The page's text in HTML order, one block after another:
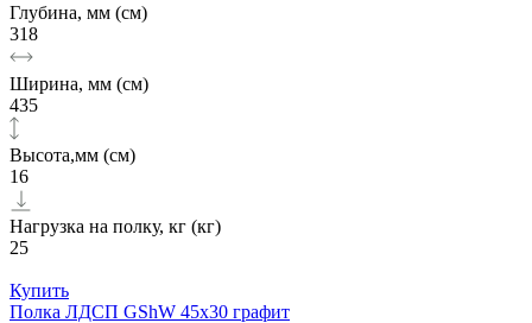
Глубина, мм (см)
318
Ширина, мм (см)
435
Высота,мм (см)
16
Нагрузка на полку, кг (кг)
25
Купить
Полка ЛДСП GShW 45х30 графит